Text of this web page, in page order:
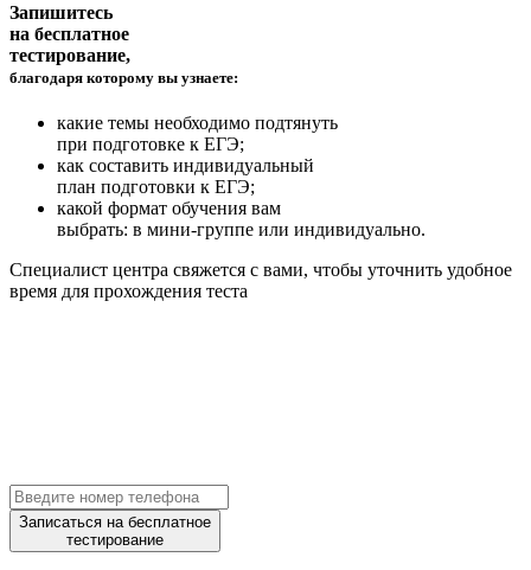
Запишитесь
на бесплатное
тестирование,
благодаря которому вы узнаете:
какие темы необходимо подтянуть
при подготовке к ЕГЭ;
как составить индивидуальный
план подготовки к ЕГЭ;
какой формат обучения вам
выбрать: в мини-группе или индивидуально.
Специалист центра свяжется с вами, чтобы уточнить удобное
время для прохождения теста
Записаться на бесплатное
тестирование